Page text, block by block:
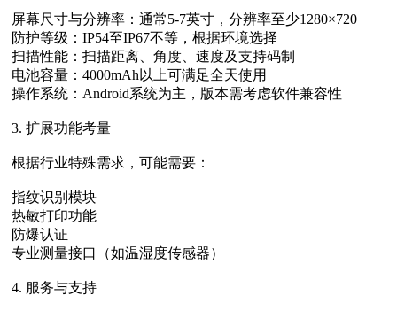
屏幕尺寸与分辨率‌：通常5-7英寸，分辨率至少1280×720
防护等级‌：IP54至IP67不等，根据环境选择
扫描性能‌：扫描距离、角度、速度及支持码制
电池容量‌：4000mAh以上可满足全天使用
操作系统‌：Android系统为主，版本需考虑软件兼容性
3. 扩展功能考量
根据行业特殊需求，可能需要：
指纹识别模块
热敏打印功能
防爆认证
专业测量接口（如温湿度传感器）
4. 服务与支持